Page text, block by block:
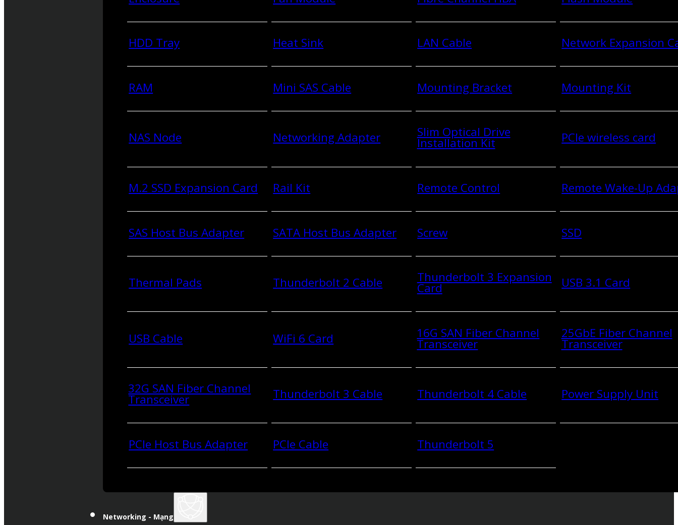
HDD Tray Heat Sink LAN Cable Network Expansion
RAM Mini SAS Cable Mounting Bracket Mounting Kit
NAS Node Networking Adapter Slim Optical Drive
Installation Kit PCIe wireless card
M.2 SSD Expansion Card Rail Kit Remote Control Remote Wake-Up
SAS Host Bus Adapter SATA Host Bus Adapter Screw SSD
Thermal Pads Thunderbolt 2 Cable Thunderbolt 3 Expansion
Card USB 3.1 Card
USB Cable WiFi 6 Card 16G SAN Fiber Channel
Transceiver
25GbE Fiber Channel
Transceiver
32G SAN Fiber Channel
Transceiver Thunderbolt 3 Cable Thunderbolt 4 Cable Power Supply Unit
PCIe Host Bus Adapter PCIe Cable Thunderbolt 5
Networking - Mạng